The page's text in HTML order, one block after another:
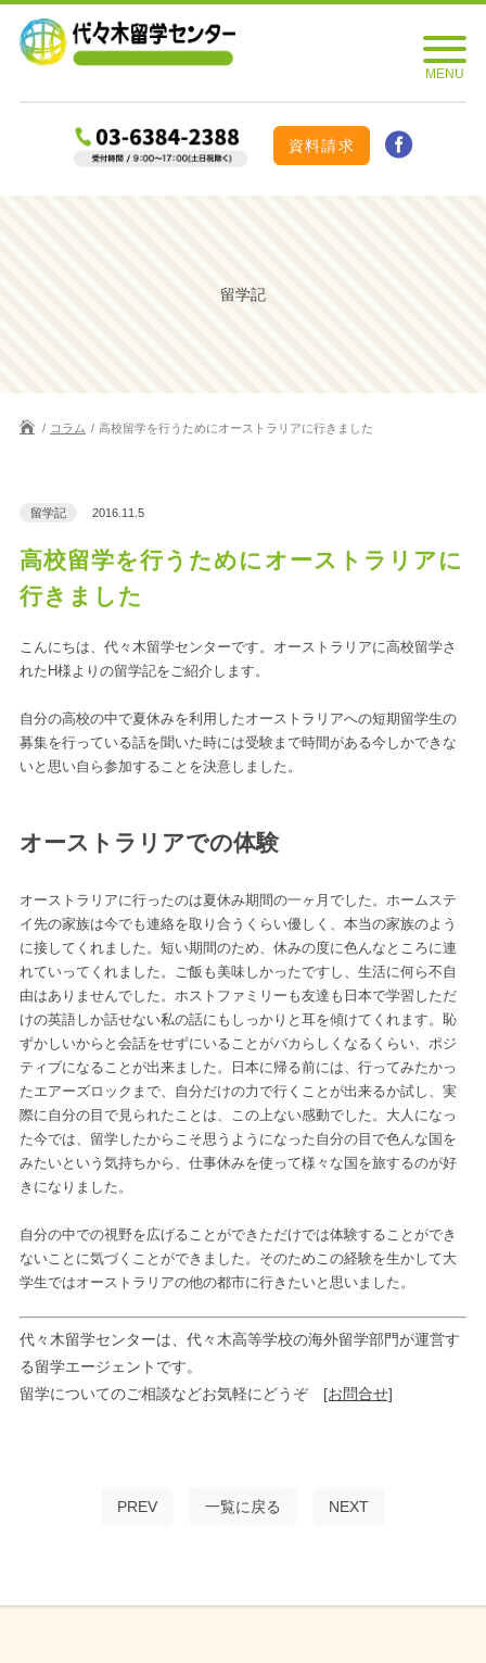
資料請求
留学記
コラム 高校留学を行うためにオーストラリアに行きました
留学記 2016.11.5
高校留学を行うためにオーストラリアに
行きました
こんにちは、代々木留学センターです。オーストラリアに高校留学さ
れたH様よりの留学記をご紹介します。
自分の高校の中で夏休みを利用したオーストラリアへの短期留学生の
募集を行っている話を聞いた時には受験まで時間がある今しかできな
いと思い自ら参加することを決意しました。
オーストラリアでの体験
オーストラリアに行ったのは夏休み期間の一ヶ月でした。ホームステ
イ先の家族は今でも連絡を取り合うくらい優しく、本当の家族のよう
に接してくれました。短い期間のため、休みの度に色んなところに連
れていってくれました。ご飯も美味しかったですし、生活に何ら不自
由はありませんでした。ホストファミリーも友達も日本で学習しただ
けの英語しか話せない私の話にもしっかりと耳を傾けてくれます。恥
ずかしいからと会話をせずにいることがバカらしくなるくらい、ポジ
ティブになることが出来ました。日本に帰る前には、行ってみたかっ
たエアーズロックまで、自分だけの力で行くことが出来るか試し、実
際に自分の目で見られたことは、この上ない感動でした。大人になっ
た今では、留学したからこそ思うようになった自分の目で色んな国を
みたいという気持ちから、仕事休みを使って様々な国を旅するのが好
きになりました。
自分の中での視野を広げることができただけでは体験することができ
ないことに気づくことができました。そのためこの経験を生かして大
学生ではオーストラリアの他の都市に行きたいと思いました。
代々木留学センターは、代々木高等学校の海外留学部門が運営す
る留学エージェントです。
留学についてのご相談などお気軽にどうぞ [お問合せ]
PREV 一覧に戻る NEXT